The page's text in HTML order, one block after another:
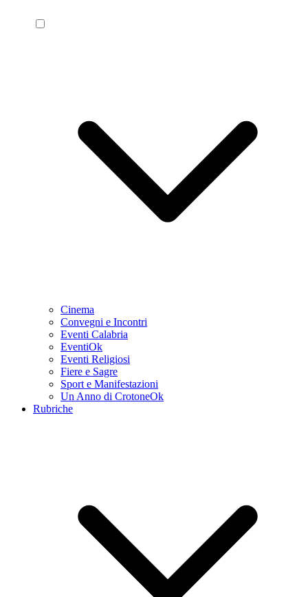
Cinema
Convegni e Incontri
Eventi Calabria
EventiOk
Eventi Religiosi
Fiere e Sagre
Sport e Manifestazioni
Un Anno di CrotoneOk
Rubriche